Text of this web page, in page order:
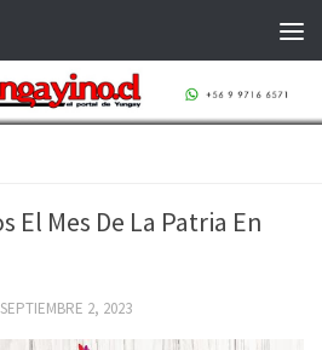
El Mes De La Patria En
SEPTIEMBRE 2, 2023